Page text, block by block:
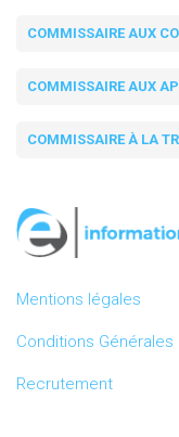
COMMISSAIRE AUX
COMMISSAIRE AUX
COMMISSAIRE À LA
Mentions légales
Conditions Générales
Recrutement